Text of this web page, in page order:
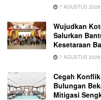
7 AGUSTUS 2026
Wujudkan
Salurkan
Kesetaraan
7 AGUSTUS 2026
Cegah
Bulungan
Mitigasi